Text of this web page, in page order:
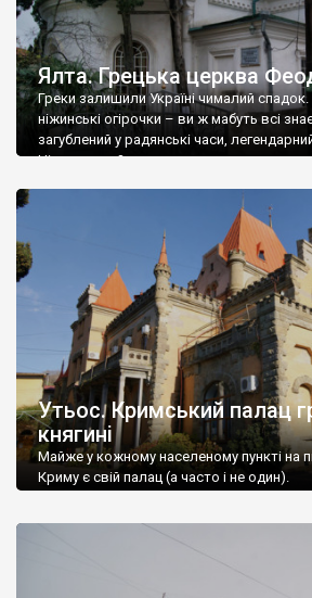
Ялта. Грецька церква
Греки залишили Україні чималий
ніжинські огірочки – ви ж мабуть всі
загублений у радянські часи,
Ніжин греки?
Утьос. Кримський палац
княгині
Майже у кожному населеному пункті на
Криму є свій палац (а часто і не один).